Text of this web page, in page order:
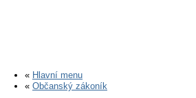
« Hlavní menu
« Občanský zákoník